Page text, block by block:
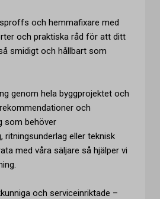
och hemmafixare med
och praktiska råd för att ditt
smidigt och hållbart som
genom hela byggprojektet och
och
som behöver
ritningsunderlag eller teknisk
med våra säljare så hjälper vi
och serviceinriktade –